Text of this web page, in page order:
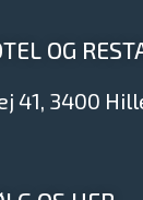
OG
41, 3400